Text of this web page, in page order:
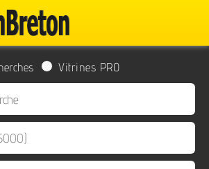
Vitrines PRO